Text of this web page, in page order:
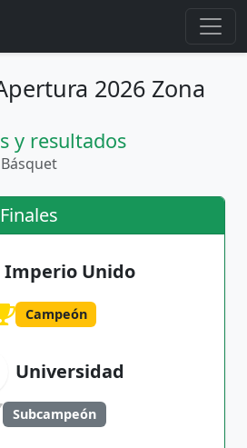
2026 Zona
y resultados
Imperio Unido
Campeón
Universidad
Subcampeón